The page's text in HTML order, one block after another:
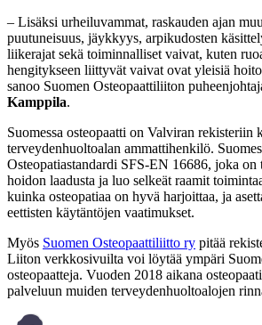
– Lisäksi urheiluvammat, raskauden ajan
puutuneisuus, jäykkyys, arpikudosten
liikerajat sekä toiminnalliset vaivat, kuten
hengitykseen liittyvät vaivat ovat yleisiä
sanoo Suomen Osteopaattiliiton
Kamppila.
Suomessa osteopaatti on Valviran rekisteriin
terveydenhuoltoalan ammattihenkilö.
Osteopatiastandardi SFS-EN 16686, joka on
hoidon laadusta ja luo selkeät raamit
kuinka osteopatiaa on hyvä harjoittaa, ja
eettisten käytäntöjen vaatimukset.
Myös Suomen Osteopaattiliitto ry pitää
Liiton verkkosivuilta voi löytää ympäri
osteopaatteja. Vuoden 2018 aikana
palveluun muiden terveydenhuoltoalojen